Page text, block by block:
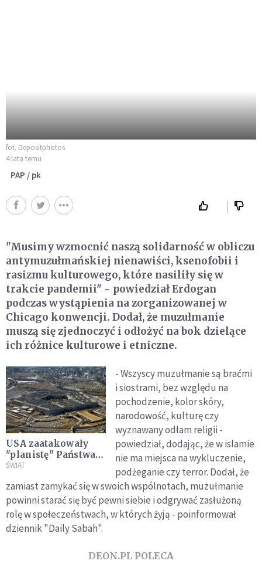
fot. Depositphotos
4 lata temu
PAP / pk
"Musimy wzmocnić naszą solidarność w obliczu
antymuzułmańskiej nienawiści, ksenofobii i
rasizmu kulturowego, które nasiliły się w
trakcie pandemii" - powiedział Erdogan
podczas wystąpienia na zorganizowanej w
Chicago konwencji. Dodał, że muzułmanie
muszą się zjednoczyć i odłożyć na bok dzielące
ich różnice kulturowe i etniczne.
USA zaatakowały
"planistę" Państwa
Islamskiego.
mówi o powodzeniu
misji
ŚWIAT
- Wszyscy muzułmanie są braćmi
i siostrami, bez względu na
pochodzenie, kolor skóry,
narodowość, kulturę czy
wyznawany odłam religii -
powiedział, dodając, że w islamie
nie ma miejsca na wykluczenie,
podżeganie czy terror. Dodał, że
zamiast zamykać się w swoich wspólnotach, muzułmanie
powinni starać się być pewni siebie i odgrywać zasłużoną
rolę w społeczeństwach, w których żyją - poinformował
dziennik "Daily Sabah".
DEON.PL POLECA